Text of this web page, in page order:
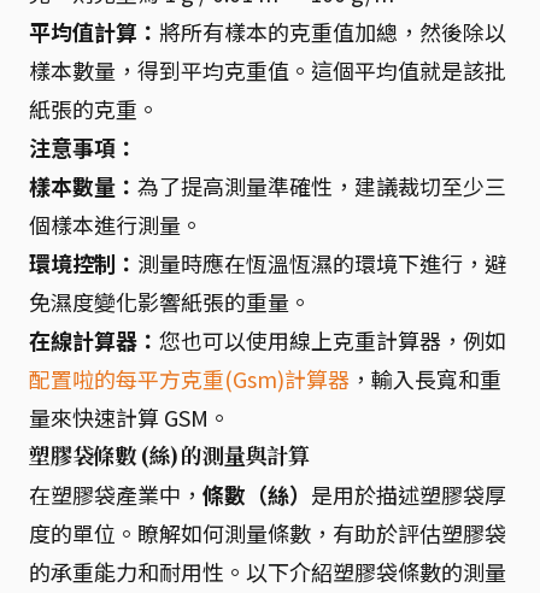
平均值計算： 將所有樣本的克重值加總，然後除以
樣本數量，得到平均克重值。這個平均值就是該批
紙張的克重。
注意事項：
樣本數量： 為了提高測量準確性，建議裁切至少三
個樣本進行測量。
環境控制： 測量時應在恆溫恆濕的環境下進行，避
免濕度變化影響紙張的重量。
在線計算器： 您也可以使用線上克重計算器，例如
配置啦的每平方克重(Gsm)計算器 ，輸入長寬和重
量來快速計算 GSM。
塑膠袋條數 (絲) 的測量與計算
在塑膠袋產業中， 條數（絲） 是用於描述塑膠袋厚
度的單位。瞭解如何測量條數，有助於評估塑膠袋
的承重能力和耐用性。以下介紹塑膠袋條數的測量